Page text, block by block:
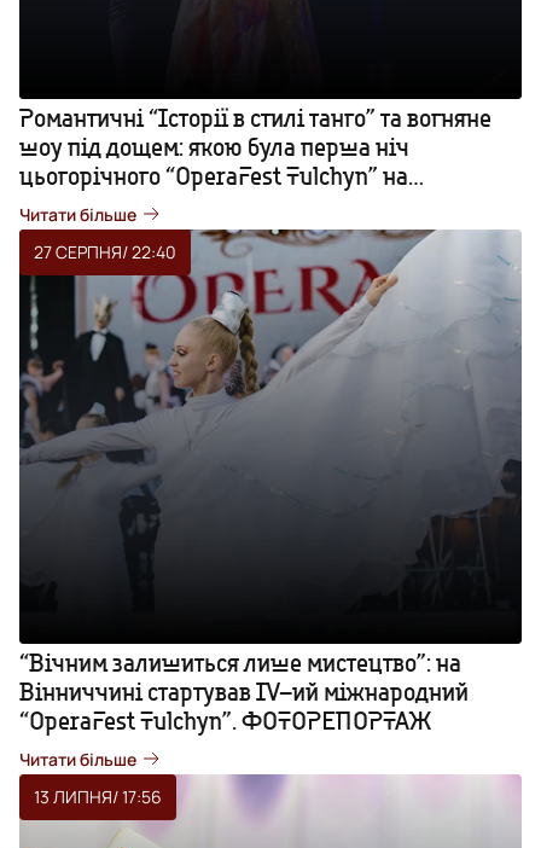
Романтичні “Історії в стилі танго” та вогняне
шоу під дощем: якою була перша ніч
цьогорічного “OperaFest Tulchyn” на
Вінниччині. ФОТОРЕПОРТАЖ
Читати більше
27 СЕРПНЯ/ 22:40
“Вічним залишиться лише мистецтво”: на
Вінниччині стартував IV–ий міжнародний
“OperaFest Tulchyn”. ФОТОРЕПОРТАЖ
Читати більше
13 ЛИПНЯ/ 17:56